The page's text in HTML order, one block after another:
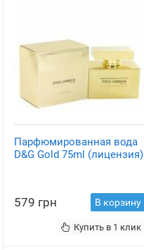
Парфюмированная вода
D&G Gold 75ml (лицензия)
579 грн В корзину
Купить в 1 клик